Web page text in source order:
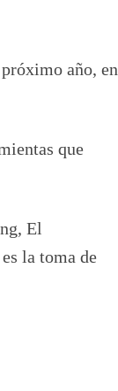
año, en
que
El
la toma de